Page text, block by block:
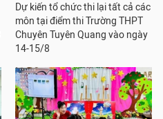
Dự kiến tổ chức thi lại tất cả các
môn tại điểm thi Trường THPT
Chuyên Tuyên Quang vào ngày
14-15/8